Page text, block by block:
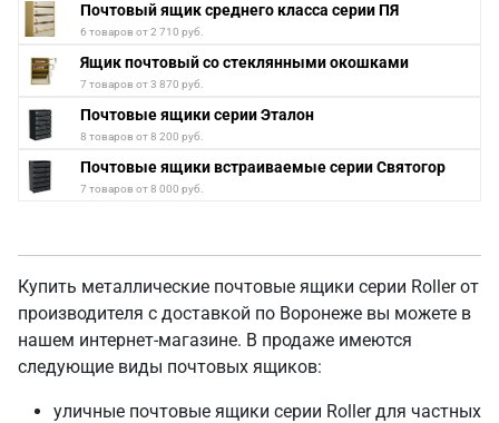
Почтовый ящик среднего класса серии ПЯ
6 товаров от 2 710 руб.
Ящик почтовый со стеклянными окошками
7 товаров от 3 870 руб.
Почтовые ящики серии Эталон
8 товаров от 8 200 руб.
Почтовые ящики встраиваемые серии Святогор
7 товаров от 8 000 руб.
Купить металлические почтовые ящики серии Roller от
производителя с доставкой по Воронеже вы можете в
нашем интернет-магазине. В продаже имеются
следующие виды почтовых ящиков:
уличные почтовые ящики серии Roller для частных